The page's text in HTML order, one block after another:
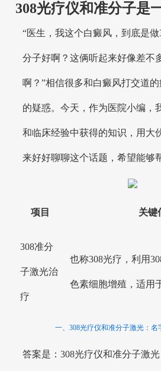
308光疗仪和准分子是
“医生，我这个白癜风，到底是
分子好啊？这俩听起来好像差不
啊？”相信很多和白癜风打交道
的疑惑。今天，作为医院小编，
和临床经验中获得的知识，用大
来好好聊聊这个话题，希望能够
项目 关键
308准分
子激光治
疗
也称308光疗，利用
色素细胞增殖，适用
一、308光疗仪和准分子激光：名
答案是：308光疗仪和准分子激